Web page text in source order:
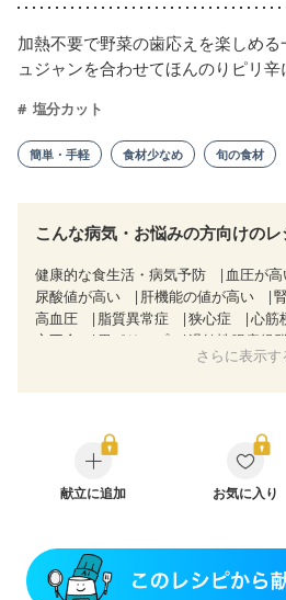
加熱不要で野菜の歯応えを楽しめ
ュジャンを合わせてほんのりピリ辛
塩分カット
簡単・手軽 食材少なめ 旬の食材
こんな病気・お悩みの方向けの
健康的な食生活・病気予防 血圧が
尿酸値が高い
肝機能の値が高い
高血圧
脂質異常症 狭心症 心筋
心不全
胃ポリープ
過敏性腸症候
糖尿病性腎
乳がん（ホルモン療法中）
乳がん
乳がん治療を終えた方・経過観察中の
飲み込みにくい
食欲がない 産後
さらに表示す
献立に追加 お気に入り